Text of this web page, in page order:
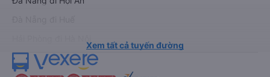
Xem tất cả tuyến đường